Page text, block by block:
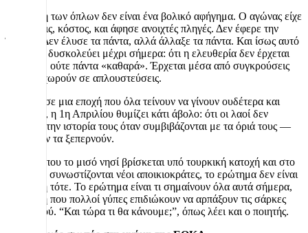
Η κλαγγή των όπλων δεν είναι ένα βολικό αφήγημα. Ο αγώνας είχε
αντιφάσεις, κόστος, και άφησε ανοιχτές πληγές. Δεν έφερε την
Ένωση. Δεν έλυσε τα πάντα, αλλά άλλαξε τα πάντα. Και ίσως αυτό
είναι που δυσκολεύει μέχρι σήμερα: ότι η ελευθερία δεν έρχεται
«ομαλά», ούτε πάντα «καθαρά». Έρχεται μέσα από συγκρούσεις
που δεν χωρούν σε απλουστεύσεις.
Σήμερα, σε μια εποχή που όλα τείνουν να γίνουν ουδέτερα και
ακίνδυνα, η 1η Απριλίου θυμίζει κάτι άβολο: ότι οι λαοί δεν
γράφουν την ιστορία τους όταν συμβιβάζονται με τα όριά τους —
αλλά όταν τα ξεπερνούν.
Σήμερα, που το μισό νησί βρίσκεται υπό τουρκική κατοχή και στο
υπόλοιπο συνωστίζονται νέοι αποικιοκράτες, το ερώτημα δεν είναι
τι συνέβη τότε. Το ερώτημα είναι τι σημαίνουν όλα αυτά σήμερα,
τη στιγμή που πολλοί γύπες επιδιώκουν να αρπάξουν τις σάρκες
του νησιού. “Και τώρα τι θα κάνουμε;”, όπως λέει και ο ποιητής.